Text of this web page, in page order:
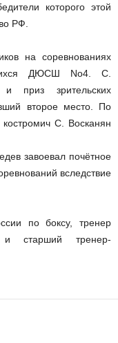
которого этой
РФ.
на соревнованиях
ДЮСШ No4. С.
и приз зрительских
второе место. По
С. Восканян
завоевал почётное
вследствие
по боксу, тренер
старший тренер-